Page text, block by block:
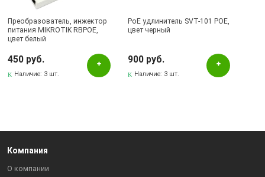
Преобразователь, инжектор
питания MIKROTIK RBPOE,
цвет белый
450 руб.
Наличие: 3 шт.
PoE удлинитель SVT-101 POE,
цвет черный
900 руб.
Наличие: 3 шт.
Компания
О компании